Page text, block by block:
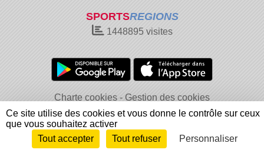
SPORTSREGIONS
1448895 visites
Charte cookies
Gestion des cookies
Informations légales
Signaler un contenu inapproprié
Envie de participer ? Connexion
Ce site utilise des cookies et vous donne le contrôle sur ceux
que vous souhaitez activer
Tout accepter
Tout refuser Personnaliser